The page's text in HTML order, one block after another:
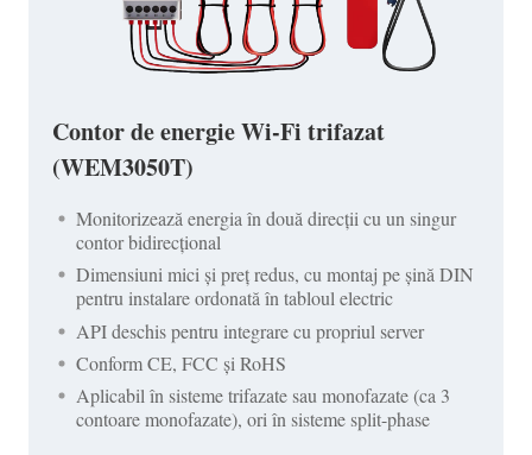
Contor de energie Wi-Fi trifazat
(WEM3050T)
Monitorizează energia în două direcții cu un singur
contor bidirecțional
Dimensiuni mici și preț redus, cu montaj pe șină DIN
pentru instalare ordonată în tabloul electric
API deschis pentru integrare cu propriul server
Conform CE, FCC și RoHS
Aplicabil în sisteme trifazate sau monofazate (ca 3
contoare monofazate), ori în sisteme split-phase